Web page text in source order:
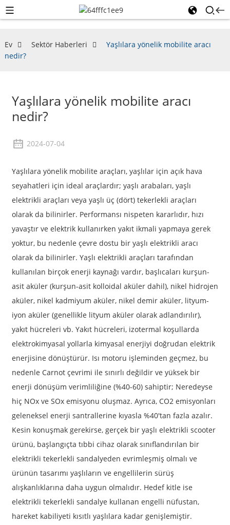
Ev Sektör Haberleri
Yaşlılara yönelik mobilite aracı
nedir?
Yaşlılara yönelik mobilite aracı
nedir?
2024-07-04
Yaşlılara yönelik mobilite araçları, yaşlılar için açık hava
seyahatleri için ideal araçlardır; yaşlı arabaları, yaşlı
elektrikli araçları veya yaşlı üç (dört) tekerlekli araçları
olarak da bilinirler. Performansı nispeten kararlıdır, hızı
yavaştır ve elektrik kullanırken yakıt ikmali yapmaya gerek
yoktur, bu nedenle çevre dostu bir yaşlı elektrikli aracı
olarak da bilinirler. Yaşlı elektrikli araçları tarafından
kullanılan birçok enerji kaynağı vardır, başlıcaları kurşun-
asit aküler (kurşun-asit kolloidal aküler dahil), nikel hidrojen
aküler, nikel kadmiyum aküler, nikel demir aküler, lityum-
iyon aküler (genellikle lityum aküler olarak adlandırılır),
yakıt hücreleri vb. Yakıt hücreleri, izotermal koşullarda
elektrokimyasal yollarla kimyasal enerjiyi doğrudan elektrik
enerjisine dönüştürür. Isı motoru işleminden geçmez, bu
nedenle Carnot çevrimi ile sınırlı değildir ve yüksek bir
enerji dönüşüm verimliliğine (%40-60) sahiptir; Neredeyse
hiç NOx ve SOx emisyonu oluşmaz. Ayrıca, CO2 emisyonları
geleneksel enerji santrallerine kıyasla %40'tan fazla azalır.
Kesin konuşmak gerekirse, gerçek bir yaşlı elektrikli scooter
ürünü, başlangıçta tıbbi cihaz olarak sınıflandırılan bir
elektrikli tekerlekli sandalyeden evrimleşmiş olmalı ve
ürünün tasarımı yaşlıların ve engellilerin sürüş
alışkanlıklarına daha uygun olmalıdır. Hedef kitle ise
elektrikli tekerlekli sandalye kullanan engelli nüfustan,
hareket kabiliyeti kısıtlı yaşlılara kadar genişlemiştir.